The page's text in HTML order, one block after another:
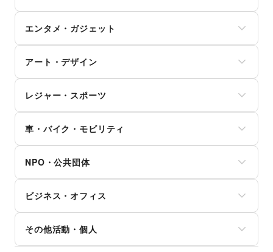
その他ファッション
その他フード・飲食
犬・猫・ペット
日用雑貨
食器・陶磁器
その他インテリア・生活雑貨
冠婚葬祭
資格・習い事
リフォーム
住宅（購入・賃貸）
たばこ
修理・メンテナンス
就職・転職・求人
不動産投資
その他金融サービス
学習教材・通信教育
子供向け教室・レッスン
塾・家庭教師
おもちゃ・絵本
その他子育て・教育
ダイエット・健康グッズ
美容・コスメ・香水
ヘアケア・シャンプー
美容家電
ヘアサロン・ネイルサロン
マッサージ・整体
女性用品・フェムテック
コンタクトレンズ
医療・医薬品
その他美容・健康
エンタメ・ガジェット
スマホアクセサリー
ガジェット
ゲーム
アニメ
コミック・マンガ
アイドル・芸能人
CD・DVD・本・雑誌
Webメディア・アプリ
テレビ・ドラマ
映画
音楽・ライブ
演劇
占い
アート・デザイン
写真・イラストレーション
立体作品・彫刻
その他アート・デザイン
レジャー・スポーツ
キャンプ・アウトドア
野球
サッカー
バスケットボール
ゴルフ
その他レジャー・スポーツ
車・バイク・モビリティ
バイク・オートバイ
自転車・ロードバイク
マイクロモビリティ
その他車・バイク・モビリティ
NPO・公共団体
外国団体・大使館
募金・寄付
NPO・ボランティア活動
その他NPO・公共団体
ビジネス・オフィス
オフィス家具・OA機器
イベント企画・運営
その他活動・個人